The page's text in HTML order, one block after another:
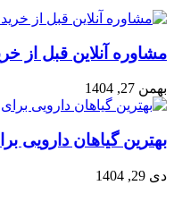
مشاوره آنلاین قبل از
بهمن 27, 1404
بهترین گیاهان دارویی
دی 29, 1404